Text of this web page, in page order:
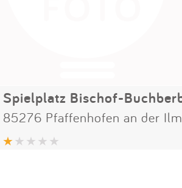
85276 Pfaffenhofen an der Ilm